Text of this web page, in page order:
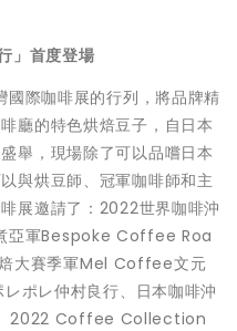
」首度登場
國際咖啡展的行列，將品牌精
廳的特色烘焙豆子，自日本
舉，現場除了可以品嚐日本
與烘豆師、冠軍咖啡師和主
展邀請了：2022世界咖啡沖
亞軍Bespoke Coffee Roa
大賽季軍Mel Coffee文元
ポレ仲村良行、日本咖啡沖
、2022 Coffee Collection